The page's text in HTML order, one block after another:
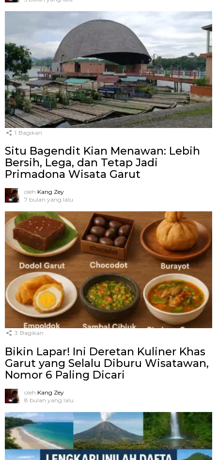
1 Bagikan
Situ Bagendit Kian Menawan: Lebih
Bersih, Lega, dan Tetap Jadi
Primadona Wisata Garut
oleh Kang Zey
7 bulan yang lalu
3 Bagikan
Bikin Lapar! Ini Deretan Kuliner Khas
Garut yang Selalu Diburu Wisatawan,
Nomor 6 Paling Dicari
oleh Kang Zey
8 bulan yang lalu